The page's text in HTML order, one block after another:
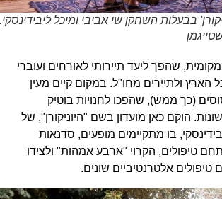
בבעלות השחקן שי אביבי ומיכל ליבידינסקי.
שהפך ליעד תיירותי לאורחים ועוברי
ולתיירים מחו"ל. במקום קיים מעין
(כך ממש), שהפכו לחנויות בוטיק
הוקם כאן מועדון בשם "היוניקורן", של
בו מתקיימים מופעים, סדנאות
טיפולים, הקרוי "ארבע אמהות" ולצידו
אלטרנטיביים שונים.